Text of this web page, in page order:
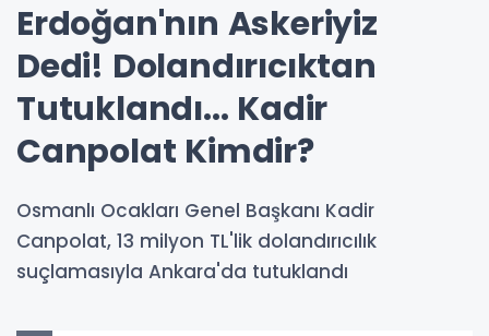
Erdoğan'nın Askeriyiz
Dedi! Dolandırıcıktan
Tutuklandı... Kadir
Canpolat Kimdir?
Osmanlı Ocakları Genel Başkanı Kadir
Canpolat, 13 milyon TL'lik dolandırıcılık
suçlamasıyla Ankara'da tutuklandı